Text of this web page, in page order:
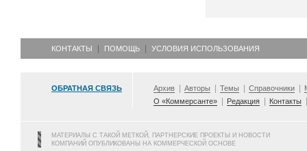
КОНТАКТЫ ПОМОЩЬ УСЛОВИЯ ИСПОЛЬЗОВАНИЯ
ОБРАТНАЯ СВЯЗЬ Архив Авторы Темы Справочники
О «Коммерсанте»
Редакция Контакты
МАТЕРИАЛЫ С ТАКОЙ МЕТКОЙ, ПАРТНЕРСКИЕ ПРОЕКТЫ И НОВОСТИ
КОМПАНИЙ ОПУБЛИКОВАНЫ НА КОММЕРЧЕСКОЙ ОСНОВЕ